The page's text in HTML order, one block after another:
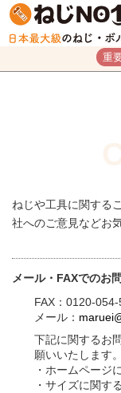
重
ねじや工具に関する
社へのご意見などお
メール・FAXでのお
FAX：0120-
メール：
下記に関するお
願いいたします。
・ホームページ
・サイズに関す